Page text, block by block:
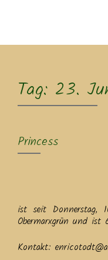
Tag: 23.
Princess
ist seit Donnerstag,
Obermarxgrün und ist
Kontakt: